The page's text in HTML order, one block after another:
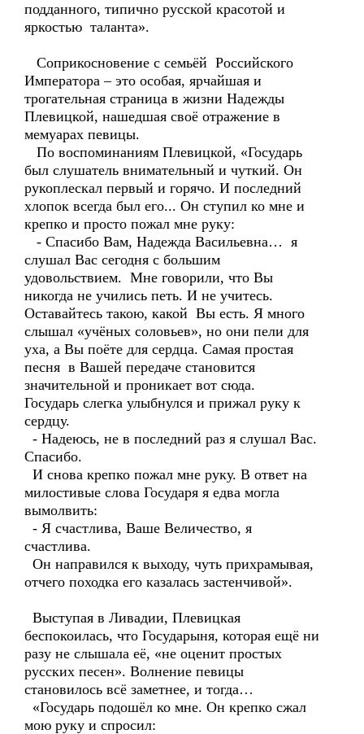
подданного, типично русской красотой и
яркостью таланта».
Соприкосновение с семьёй Российского
Императора – это особая, ярчайшая и
трогательная страница в жизни Надежды
Плевицкой, нашедшая своё отражение в
мемуарах певицы.
По воспоминаниям Плевицкой, «Государь
был слушатель внимательный и чуткий. Он
рукоплескал первый и горячо. И последний
хлопок всегда был его... Он ступил ко мне и
крепко и просто пожал мне руку:
- Спасибо Вам, Надежда Васильевна… я
слушал Вас сегодня с большим
удовольствием. Мне говорили, что Вы
никогда не учились петь. И не учитесь.
Оставайтесь такою, какой Вы есть. Я много
слышал «учёных соловьев», но они пели для
уха, а Вы поёте для сердца. Самая простая
песня в Вашей передаче становится
значительной и проникает вот сюда.
Государь слегка улыбнулся и прижал руку к
сердцу.
- Надеюсь, не в последний раз я слушал Вас.
Спасибо.
И снова крепко пожал мне руку. В ответ на
милостивые слова Государя я едва могла
вымолвить:
- Я счастлива, Ваше Величество, я
счастлива.
Он направился к выходу, чуть прихрамывая,
отчего походка его казалась застенчивой».
Выступая в Ливадии, Плевицкая
беспокоилась, что Государыня, которая ещё ни
разу не слышала её, «не оценит простых
русских песен». Волнение певицы
становилось всё заметнее, и тогда…
«Государь подошёл ко мне. Он крепко сжал
мою руку и спросил: